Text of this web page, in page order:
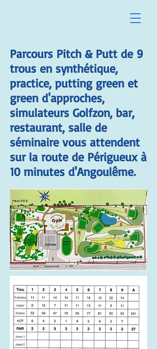
Parcours Pitch & Putt de 9
trous en synthétique,
practice, putting green et
green d'approches,
simulateurs Golfzon, bar,
restaurant, salle de
séminaire vous attendent
sur la route de Périgueux à
10 minutes d'Angoulême.